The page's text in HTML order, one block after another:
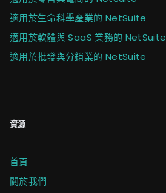
適用於生命科學產業的 NetSuite
適用於軟體與 SaaS 業務的 NetSuite
適用於批發與分銷業的 NetSuite
資源
首頁
關於我們